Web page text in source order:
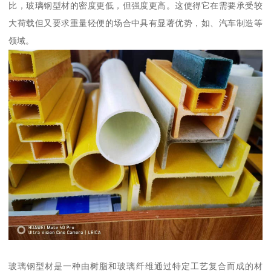
比，玻璃钢型材的密度更低，但强度更高。这使得它在需要承受较
大荷载但又要求重量轻便的场合中具有显著优势，如、汽车制造等
领域。
玻璃钢型材是一种由树脂和玻璃纤维通过特定工艺复合而成的材